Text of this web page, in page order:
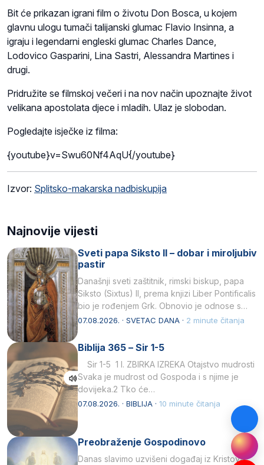
Bit će prikazan igrani film o životu Don Bosca, u kojem
glavnu ulogu tumači talijanski glumac Flavio Insinna, a
igraju i legendarni engleski glumac Charles Dance,
Lodovico Gasparini, Lina Sastri, Alessandra Martines i
drugi.
Pridružite se filmskoj večeri i na nov način upoznajte život
velikana apostolata djece i mladih. Ulaz je slobodan.
Pogledajte isječke iz filma:
{youtube}v=Swu60Nf4AqU{/youtube}
Izvor: Splitsko-makarska nadbiskupija
Najnovije vijesti
Sveti papa Siksto II – dobar i miroljubiv
pastir
Današnji sveti zaštitnik, rimski biskup, papa
Siksto (Sixtus) II, prema knjizi Liber Pontificalis
bio je rođenjem Grk. Obnovio je odnose s
afričkim…
07.08.2026. · SVETAC DANA · 2 minute čitanja
Biblija 365 – Sir 1-5
Sir 1-5 1 I. ZBIRKA IZREKA Otajstvo mudrosti
Svaka je mudrost od Gospoda i s njime je
dovijeka.2 Tko će…
07.08.2026. · BIBLIJA · 10 minute čitanja
Preobraženje Gospodinovo
Danas slavimo uzvišeni događaj iz Kristova